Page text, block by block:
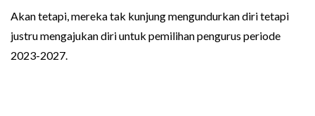
Akan tetapi, mereka tak kunjung mengundurkan diri tetapi
justru mengajukan diri untuk pemilihan pengurus periode
2023-2027.